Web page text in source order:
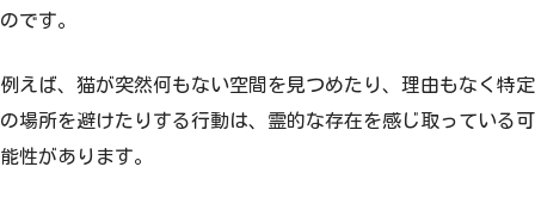
のです。
例えば、猫が突然何もない空間を見つめたり、理由もなく特定
の場所を避けたりする行動は、霊的な存在を感じ取っている可
能性があります。